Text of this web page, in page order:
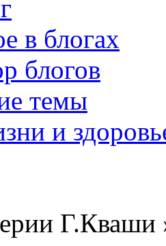
в блогах
блогов
темы
и